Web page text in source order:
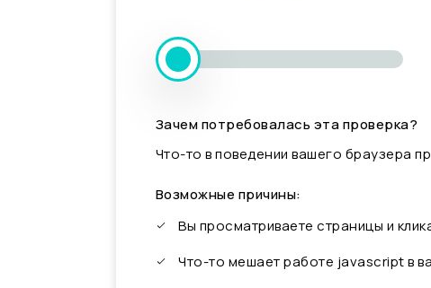
Зачем потребовалась эта проверка?
Что-то в поведении вашего браузера
Возможные причины:
Вы просматриваете страницы и
Что-то мешает работе javascript в